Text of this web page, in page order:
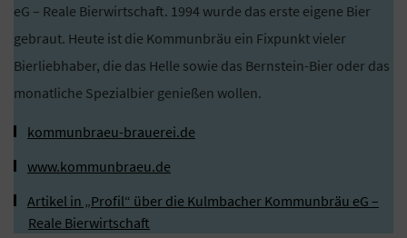
eG – Reale Bierwirtschaft. 1994 wurde das erste eigene Bier
gebraut. Heute ist die Kommunbräu ein Fixpunkt vieler
Bierliebhaber, die das Helle sowie das Bernstein-Bier oder das
monatliche Spezialbier genießen wollen.
kommunbraeu-brauerei.de
www.kommunbraeu.de
Artikel in „Profil“ über die Kulmbacher Kommunbräu eG –
Reale Bierwirtschaft